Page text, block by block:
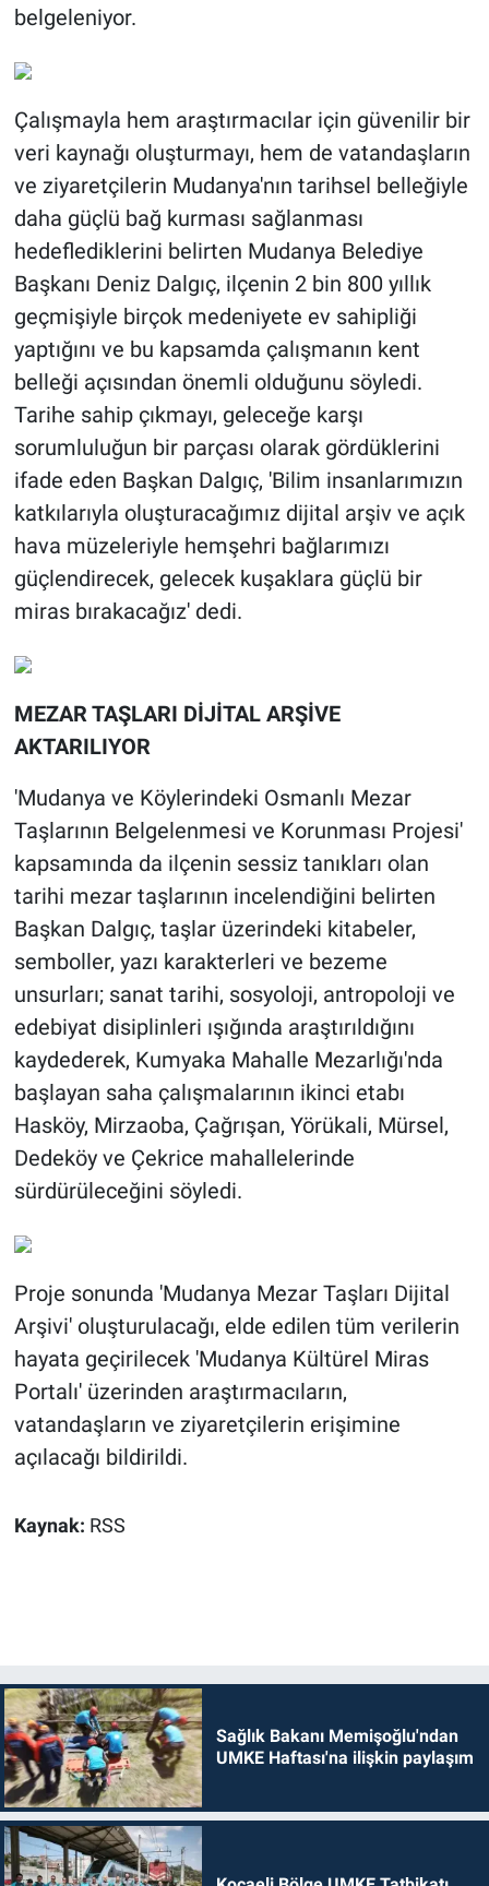
belgeleniyor.
Çalışmayla hem araştırmacılar için güvenilir bir
veri kaynağı oluşturmayı, hem de vatandaşların
ve ziyaretçilerin Mudanya'nın tarihsel belleğiyle
daha güçlü bağ kurması sağlanması
hedeflediklerini belirten Mudanya Belediye
Başkanı Deniz Dalgıç, ilçenin 2 bin 800 yıllık
geçmişiyle birçok medeniyete ev sahipliği
yaptığını ve bu kapsamda çalışmanın kent
belleği açısından önemli olduğunu söyledi.
Tarihe sahip çıkmayı, geleceğe karşı
sorumluluğun bir parçası olarak gördüklerini
ifade eden Başkan Dalgıç, 'Bilim insanlarımızın
katkılarıyla oluşturacağımız dijital arşiv ve açık
hava müzeleriyle hemşehri bağlarımızı
güçlendirecek, gelecek kuşaklara güçlü bir
miras bırakacağız' dedi.
MEZAR TAŞLARI DİJİTAL ARŞİVE
AKTARILIYOR
'Mudanya ve Köylerindeki Osmanlı Mezar
Taşlarının Belgelenmesi ve Korunması Projesi'
kapsamında da ilçenin sessiz tanıkları olan
tarihi mezar taşlarının incelendiğini belirten
Başkan Dalgıç, taşlar üzerindeki kitabeler,
semboller, yazı karakterleri ve bezeme
unsurları; sanat tarihi, sosyoloji, antropoloji ve
edebiyat disiplinleri ışığında araştırıldığını
kaydederek, Kumyaka Mahalle Mezarlığı'nda
başlayan saha çalışmalarının ikinci etabı
Hasköy, Mirzaoba, Çağrışan, Yörükali, Mürsel,
Dedeköy ve Çekrice mahallelerinde
sürdürüleceğini söyledi.
Proje sonunda 'Mudanya Mezar Taşları Dijital
Arşivi' oluşturulacağı, elde edilen tüm verilerin
hayata geçirilecek 'Mudanya Kültürel Miras
Portalı' üzerinden araştırmacıların,
vatandaşların ve ziyaretçilerin erişimine
açılacağı bildirildi.
Kaynak: RSS
Sağlık Bakanı Memişoğlu'ndan
UMKE Haftası'na ilişkin paylaşım